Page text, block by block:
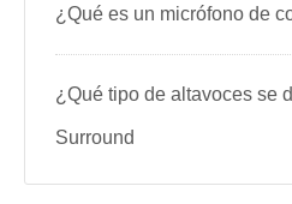
¿Qué es un micrófono de
¿Qué tipo de altavoces se
Surround